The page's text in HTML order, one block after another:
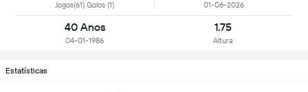
Jogos(61) Golos (1) 01-06-2026
40 Anos
04-01-1986
1.75
Altura
Estatísticas